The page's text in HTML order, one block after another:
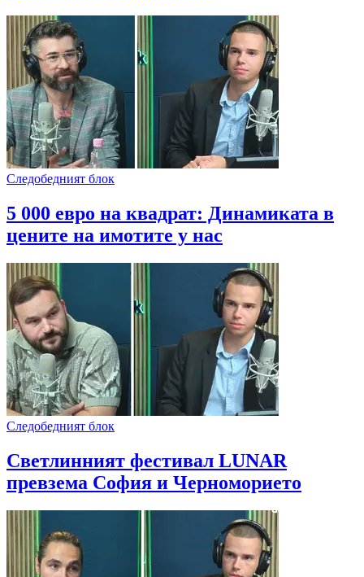
Следобедният блок
5 000 евро на квадрат: Динамиката в
цените на имотите у нас
Следобедният блок
Светлинният фестивал LUNAR
превзема София и Черноморието